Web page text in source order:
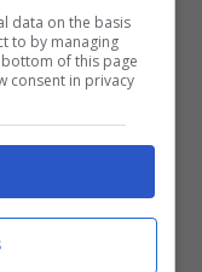
sera ha
hanno
data on the basis
to by managing
of this page
consent in privacy